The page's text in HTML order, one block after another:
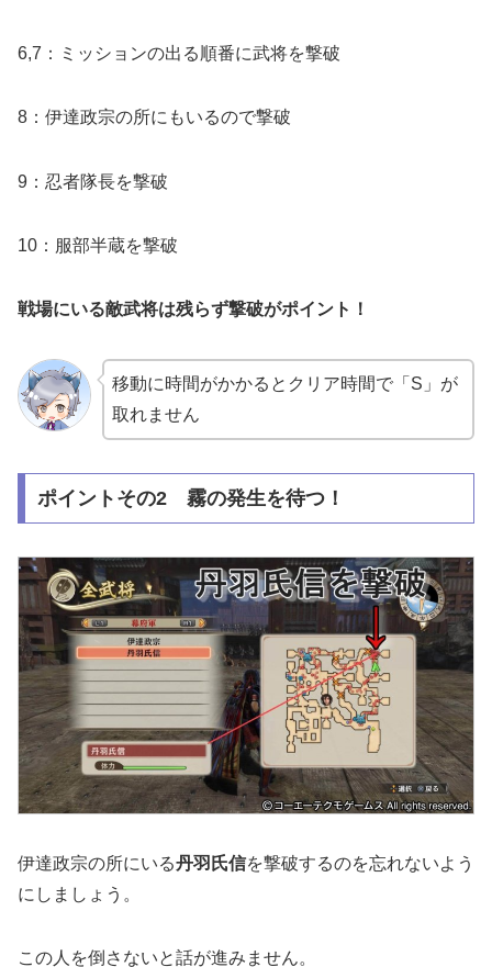
6,7：ミッションの出る順番に武将を撃破
8：伊達政宗の所にもいるので撃破
9：忍者隊長を撃破
10：服部半蔵を撃破
戦場にいる敵武将は残らず撃破がポイント！
移動に時間がかかるとクリア時間で「S」が
取れません
ポイントその2 霧の発生を待つ！
伊達政宗の所にいる丹羽氏信を撃破するのを忘れないよう
にしましょう。
この人を倒さないと話が進みません。